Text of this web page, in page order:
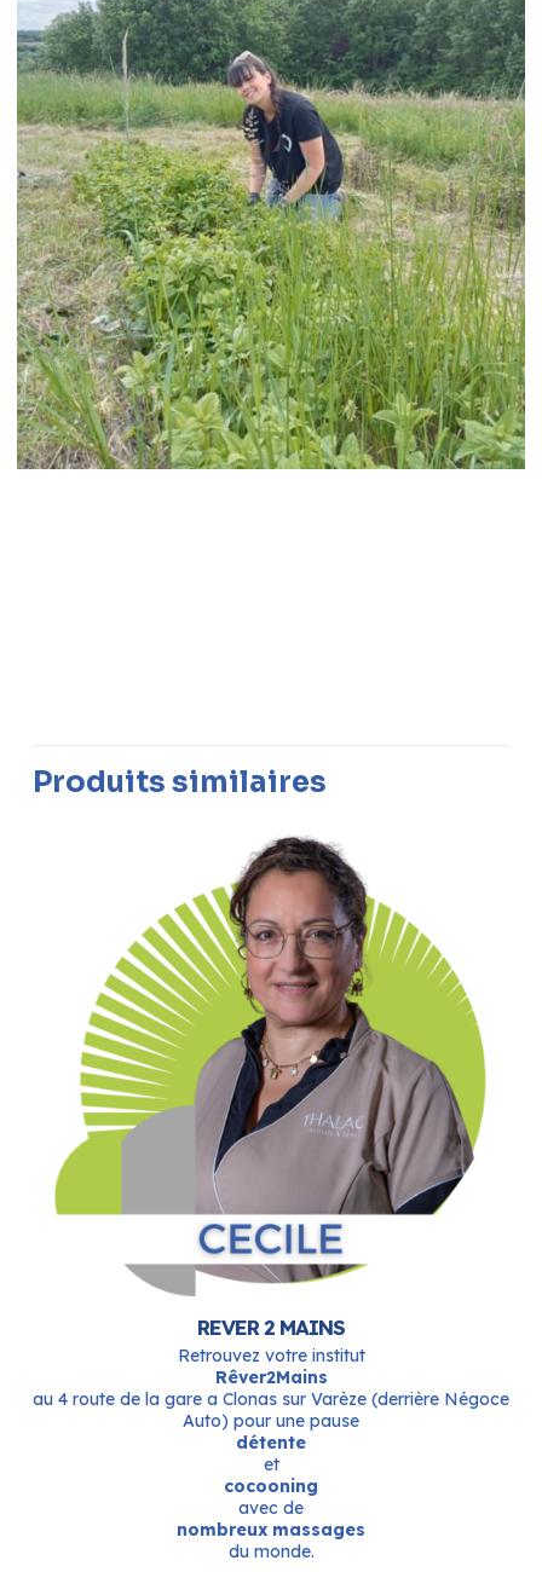
Produits similaires
REVER 2 MAINS
Retrouvez votre institut
Rêver2Mains
au 4 route de la gare a Clonas sur Varèze (derrière Négoce
Auto) pour une pause
détente
et
cocooning
avec de
nombreux massages
du monde.